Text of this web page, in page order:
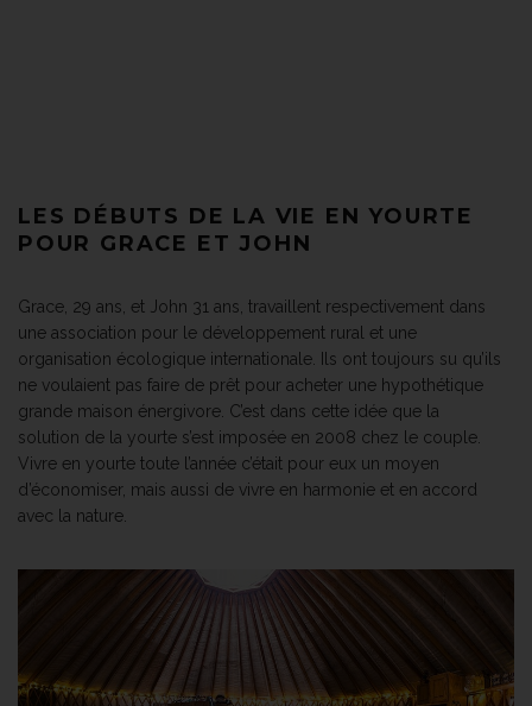
LES DÉBUTS DE LA VIE EN YOURTE
POUR GRACE ET JOHN
Grace, 29 ans, et John 31 ans, travaillent respectivement dans
une association pour le développement rural et une
organisation écologique internationale. Ils ont toujours su qu’ils
ne voulaient pas faire de prêt pour acheter une hypothétique
grande maison énergivore. C’est dans cette idée que la
solution de la yourte s’est imposée en 2008 chez le couple.
Vivre en yourte toute l’année c’était pour eux un moyen
d’économiser, mais aussi de vivre en harmonie et en accord
avec la nature.